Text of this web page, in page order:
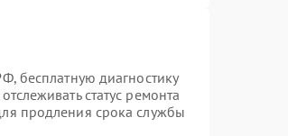
бесплатную диагностику
статус ремонта
продления срока службы